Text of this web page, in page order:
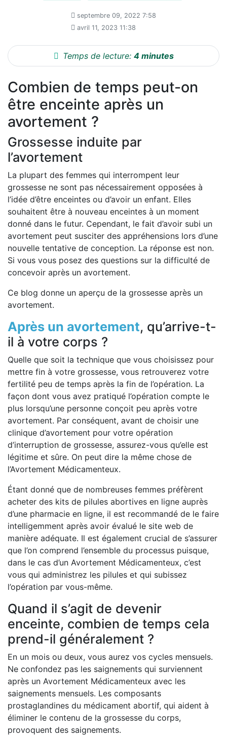
septembre 09, 2022 7:58
avril 11, 2023 11:38
Temps de lecture: 4 minutes
Combien de temps peut-on
être enceinte après un
avortement ?
Grossesse induite par
l’avortement
La plupart des femmes qui interrompent leur
grossesse ne sont pas nécessairement opposées à
l’idée d’être enceintes ou d’avoir un enfant. Elles
souhaitent être à nouveau enceintes à un moment
donné dans le futur. Cependant, le fait d’avoir subi un
avortement peut susciter des appréhensions lors d’une
nouvelle tentative de conception. La réponse est non.
Si vous vous posez des questions sur la difficulté de
concevoir après un avortement.
Ce blog donne un aperçu de la grossesse après un
avortement.
Après un avortement, qu’arrive-t-
il à votre corps ?
Quelle que soit la technique que vous choisissez pour
mettre fin à votre grossesse, vous retrouverez votre
fertilité peu de temps après la fin de l’opération. La
façon dont vous avez pratiqué l’opération compte le
plus lorsqu’une personne conçoit peu après votre
avortement. Par conséquent, avant de choisir une
clinique d’avortement pour votre opération
d’interruption de grossesse, assurez-vous qu’elle est
légitime et sûre. On peut dire la même chose de
l’Avortement Médicamenteux.
Étant donné que de nombreuses femmes préfèrent
acheter des kits de pilules abortives en ligne auprès
d’une pharmacie en ligne, il est recommandé de le faire
intelligemment après avoir évalué le site web de
manière adéquate. Il est également crucial de s’assurer
que l’on comprend l’ensemble du processus puisque,
dans le cas d’un Avortement Médicamenteux, c’est
vous qui administrez les pilules et qui subissez
l’opération par vous-même.
Quand il s’agit de devenir
enceinte, combien de temps cela
prend-il généralement ?
En un mois ou deux, vous aurez vos cycles mensuels.
Ne confondez pas les saignements qui surviennent
après un Avortement Médicamenteux avec les
saignements mensuels. Les composants
prostaglandines du médicament abortif, qui aident à
éliminer le contenu de la grossesse du corps,
provoquent des saignements.